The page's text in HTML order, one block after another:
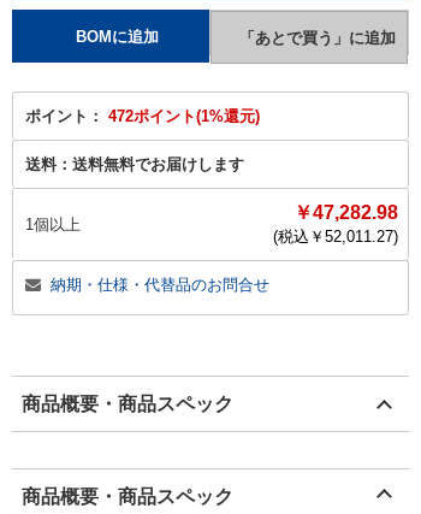
ポイント： 472ポイント(1%還元)
送料： 送料無料でお届けします
1個以上
￥47,282.98
(税込￥ 52,011.27)
納期・仕様・代替品のお問合せ
商品概要・商品スペック
商品概要・商品スペック